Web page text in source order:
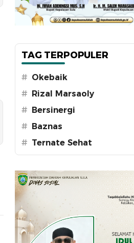
TAG TERPOPULER
# Okebaik
# Rizal Marsaoly
# Bersinergi
# Baznas
# Ternate Sehat